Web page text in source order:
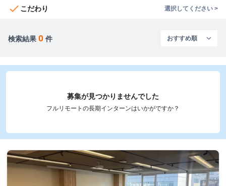
check こだわり 選択してください >
検索結果 0 件
募集が見つかりませんでした
フルリモートの長期インターンはいかがですか？